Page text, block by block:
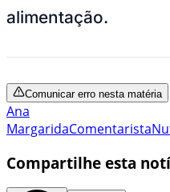
alimentação.
Comunicar erro nesta matéria
Ana
MargaridaComentarista
Compartilhe esta